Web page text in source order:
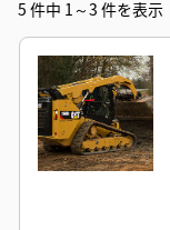
5 件中 1～3 件を表示